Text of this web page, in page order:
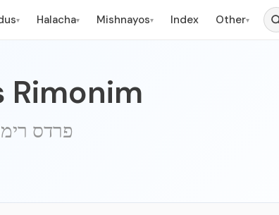
▾ Halacha▾ Mishnayos▾ Index Other▾
Rimonim
פרדס